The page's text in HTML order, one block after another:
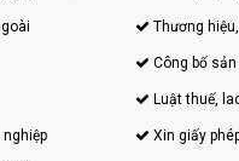
Thương
Công bố
Luật thuế,
Xin giấy